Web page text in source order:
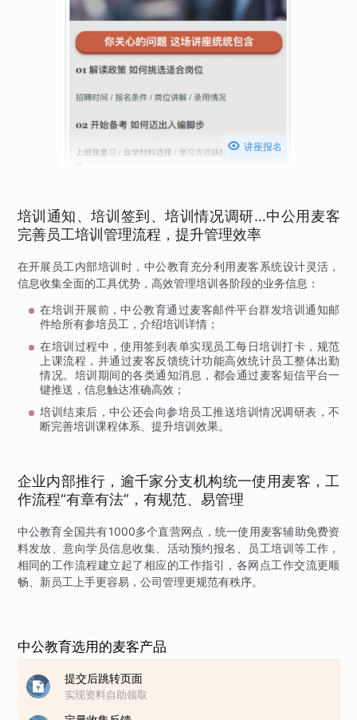
 讲座报名
培训通知、培训签到、培训情况调研…中公用麦客
完善员工培训管理流程，提升管理效率
在开展员工内部培训时，中公教育充分利用麦客系统设计灵活，
信息收集全面的工具优势，高效管理培训各阶段的业务信息：
在培训开展前，中公教育通过麦客邮件平台群发培训通知邮
件给所有参培员工，介绍培训详情；
在培训过程中，使用签到表单实现员工每日培训打卡，规范
上课流程，并通过麦客反馈统计功能高效统计员工整体出勤
情况。培训期间的各类通知消息，都会通过麦客短信平台一
键推送，信息触达准确高效；
培训结束后，中公还会向参培员工推送培训情况调研表，不
断完善培训课程体系、提升培训效果。
企业内部推行，逾千家分支机构统一使用麦客，工
作流程“有章有法”，有规范、易管理
中公教育全国共有1000多个直营网点，统一使用麦客辅助免费资
料发放、意向学员信息收集、活动预约报名、员工培训等工作，
相同的工作流程建立起了相应的工作指引，各网点工作交流更顺
畅、新员工上手更容易，公司管理更规范有秩序。
中公教育选用的麦客产品
提交后跳转页面
实现资料自助领取